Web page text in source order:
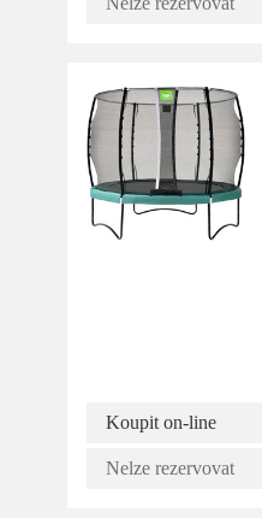
Koupit on-line
Nelze rezervovat